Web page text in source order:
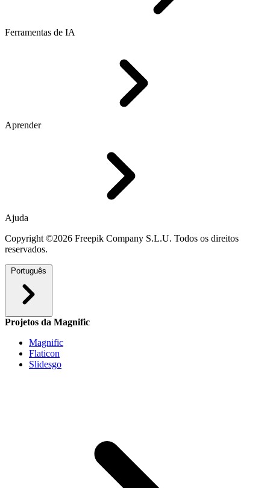
Ferramentas de IA
Aprender
Ajuda
Copyright ©2026 Freepik Company S.L.U. Todos os direitos
reservados.
Português
Projetos da Magnific
Magnific
Flaticon
Slidesgo